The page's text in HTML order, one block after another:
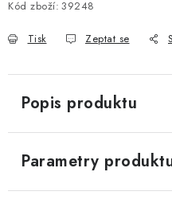
Kód zboží: 39248
Tisk Zeptat se
Popis produktu
Parametry